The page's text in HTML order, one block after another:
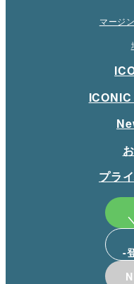
マージ
プラ